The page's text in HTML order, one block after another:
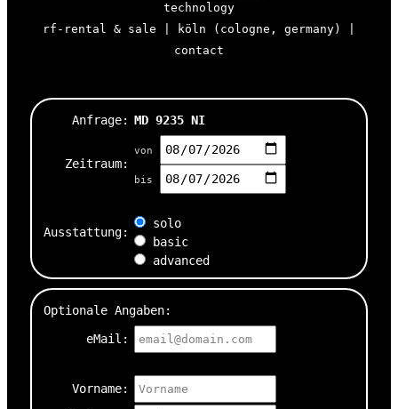
technology
rf-rental & sale | köln (cologne, germany) |
contact
Anfrage: MD 9235 NI
Zeitraum:
von
bis
Ausstattung:
solo
basic
advanced
Optionale Angaben:
eMail:
Vorname: